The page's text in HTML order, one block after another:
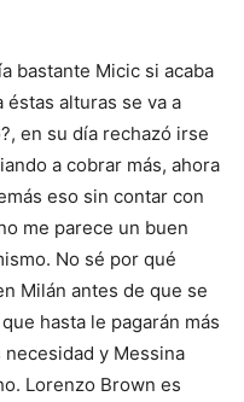
bastante Micic si acaba
alturas se va a
en su día rechazó irse
a cobrar más, ahora
eso sin contar con
me parece un buen
No sé por qué
Milán antes de que se
hasta le pagarán más
y Messina
Lorenzo Brown es